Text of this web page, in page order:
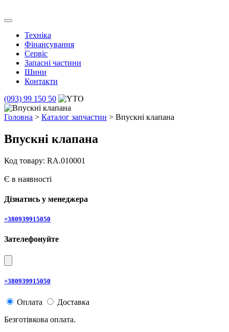
to
Техніка
Фінансування
Сервіс
Запасні частини
Шини
Контакти
(093) 99 150 50
Головна > Каталог запчастин > Впускні клапана
Впускні клапана
Код товару: RA.010001
Є в наявності
Дізнатись у менеджера
+380939915050
Зателефонуйте
+380939915050
Оплата
Доставка
Безготівкова оплата.